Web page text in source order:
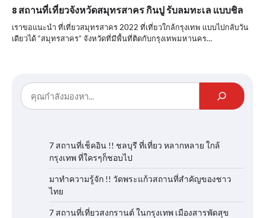
8 สถานที่เที่ยวจังหวัดสมุทรสาคร กินปู รับลมทะเล แบบชิล
เราขอแนะนำ ที่เที่ยวสมุทรสาคร 2022 ที่เที่ยวใกล้กรุงเทพ แบบไปกลับวัน
เดียวได้ “สมุทรสาคร” จังหวัดที่มีพื้นที่ติดกับกรุงเทพมหานคร…
7 สถานที่เช็คอิน !! ชลบุรี ที่เที่ยว หลากหลาย ใกล้
กรุงเทพ ที่ใครๆก็ชอบไป
มาทำความรู้จัก !! วัดพระแก้วสถานที่สำคัญของชาว
ไทย
7 สถานที่เที่ยวสงกรานต์ ในกรุงเทพ เมืองสารพัดสุข